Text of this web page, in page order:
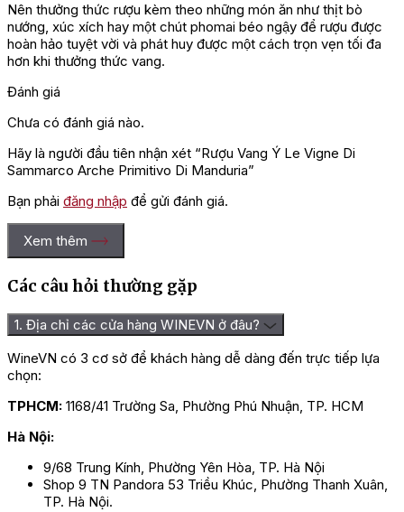
Nên thưởng thức rượu kèm theo những món ăn như thịt bò
nướng, xúc xích hay một chút phomai béo ngậy để rượu được
hoàn hảo tuyệt vời và phát huy được một cách trọn vẹn tối đa
hơn khi thưởng thức vang.
Đánh giá
Chưa có đánh giá nào.
Hãy là người đầu tiên nhận xét “Rượu Vang Ý Le Vigne Di
Sammarco Arche Primitivo Di Manduria”
Bạn phải đăng nhập để gửi đánh giá.
Xem thêm
Các câu hỏi thường gặp
1. Địa chỉ các cửa hàng WINEVN ở đâu?
WineVN có 3 cơ sở để khách hàng dễ dàng đến trực tiếp lựa
chọn:
TPHCM: 1168/41 Trường Sa, Phường Phú Nhuận, TP. HCM
Hà Nội:
9/68 Trung Kính, Phường Yên Hòa, TP. Hà Nội
Shop 9 TN Pandora 53 Triều Khúc, Phường Thanh Xuân,
TP. Hà Nội.